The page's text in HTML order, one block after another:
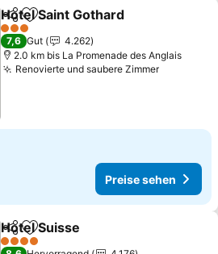
TeilenZu Favoriten hinzufügen
Hotel Saint Gothard
3 Sterne
7,6 Gut
4.262
2.0 km bis La Promenade des Anglais
Renovierte und saubere ZimmerPreise
Preise sehen
TeilenZu Favoriten hinzufügen
Hotel Suisse
4 Sterne